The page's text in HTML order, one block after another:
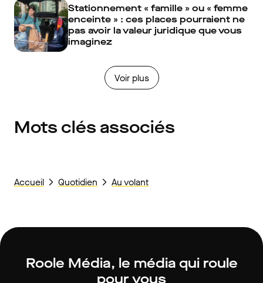
Stationnement « famille » ou « femme
enceinte » : ces places pourraient ne
pas avoir la valeur juridique que vous
imaginez
Voir plus
Mots clés associés
Accueil Quotidien Au volant
Roole Média, le média qui roule
pour vous